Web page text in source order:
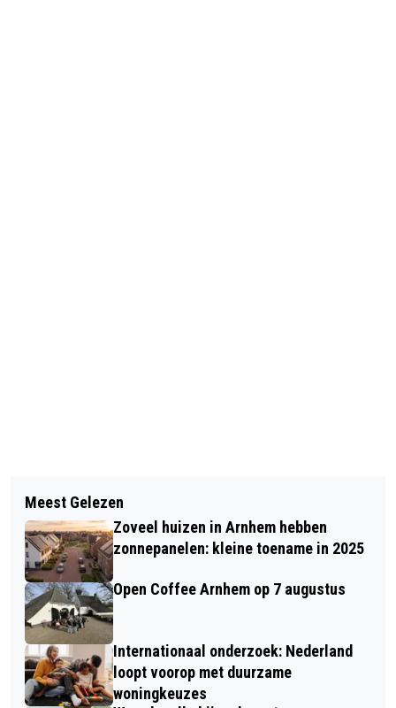
DE EINDEXAMENS ZIJN BEGONNEN!
VIER JAAR GEVANGENISSTRAF VOOR
REEKS AFDREIGINGEN, OPLICHTINGEN
EN DIEFSTALLEN
Meest Gelezen
Zoveel huizen in Arnhem hebben
zonnepanelen: kleine toename in 2025
Open Coffee Arnhem op 7 augustus
Internationaal onderzoek: Nederland
loopt voorop met duurzame
woningkeuzes